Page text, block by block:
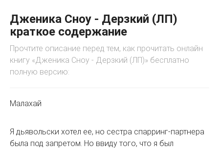
Дженика Сноу - Дерзкий (ЛП)
краткое содержание
Прочтите описание перед тем, как прочитать онлайн
книгу «Дженика Сноу - Дерзкий (ЛП)» бесплатно
полную версию:
Малахай
Я дьявольски хотел ее, но сестра спарринг-партнера
была под запретом. Но ввиду того, что я был